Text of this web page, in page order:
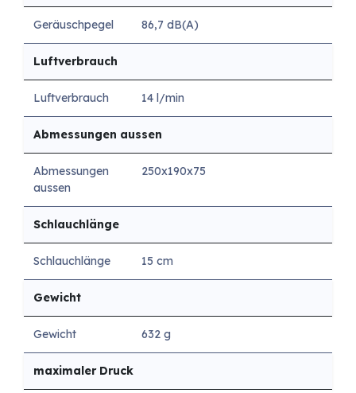
Geräuschpegel 86,7 dB(A)
Luftverbrauch
Luftverbrauch 14 l/min
Abmessungen aussen
Abmessungen
aussen
250x190x75
Schlauchlänge
Schlauchlänge 15 cm
Gewicht
Gewicht 632 g
maximaler Druck